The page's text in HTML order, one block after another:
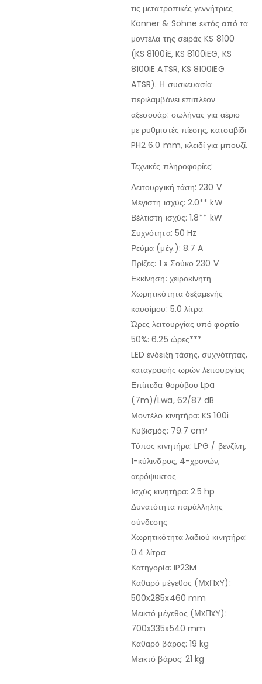
τις μετατροπικές γεννήτριες
Könner & Söhne εκτός από τα
μοντέλα της σειράς KS 8100
(KS 8100iE, KS 8100iEG, KS
8100iE ATSR, KS 8100iEG
ATSR). Η συσκευασία
περιλαμβάνει επιπλέον
αξεσουάρ: σωλήνας για αέριο
με ρυθμιστές πίεσης, κατσαβίδι
PH2 6.0 mm, κλειδί για μπουζί.
Τεχνικές πληροφορίες:
Λειτουργική τάση: 230 V
Μέγιστη ισχύς: 2.0** kW
Βέλτιστη ισχύς: 1.8** kW
Συχνότητα: 50 Hz
Ρεύμα (μέγ.): 8.7 A
Πρίζες: 1 x Σούκο 230 V
Εκκίνηση: χειροκίνητη
Χωρητικότητα δεξαμενής
καυσίμου: 5.0 λίτρα
Ώρες λειτουργίας υπό φορτίο
50%: 6.25 ώρες***
LED ένδειξη τάσης, συχνότητας,
καταγραφής ωρών λειτουργίας
Επίπεδα θορύβου Lpa
(7m)/Lwa, 62/87 dB
Μοντέλο κινητήρα: KS 100i
Κυβισμός: 79.7 cm³
Τύπος κινητήρα: LPG / βενζίνη,
1-κύλινδρος, 4-χρονών,
αερόψυκτος
Ισχύς κινητήρα: 2.5 hp
Δυνατότητα παράλληλης
σύνδεσης
Χωρητικότητα λαδιού κινητήρα:
0.4 λίτρα
Κατηγορία: IP23M
Καθαρό μέγεθος (ΜxΠxΥ):
500x285x460 mm
Μεικτό μέγεθος (ΜxΠxΥ):
700x335x540 mm
Καθαρό βάρος: 19 kg
Μεικτό βάρος: 21 kg